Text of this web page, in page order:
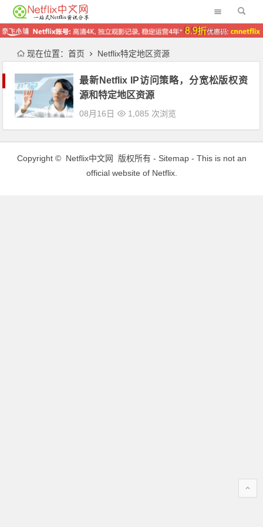
现在位置： 首页 Netflix特定地区资源
最新Netflix IP访问策略，分宽松版权资
源和特定地区资源
08月16日 1,085 次浏览
Copyright © Netflix中文网 版权所有 - Sitemap- This is not an
official website of Netflix.